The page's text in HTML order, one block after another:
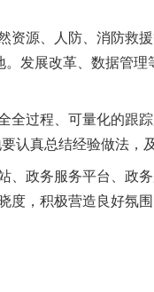
源、人防、消防救援
发展改革、数据管
过程、可量化的跟踪
认真总结经验做法，
政务服务平台、政
度，积极营造良好氛围